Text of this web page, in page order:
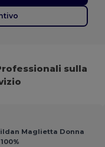
sulla
Maglietta Donna